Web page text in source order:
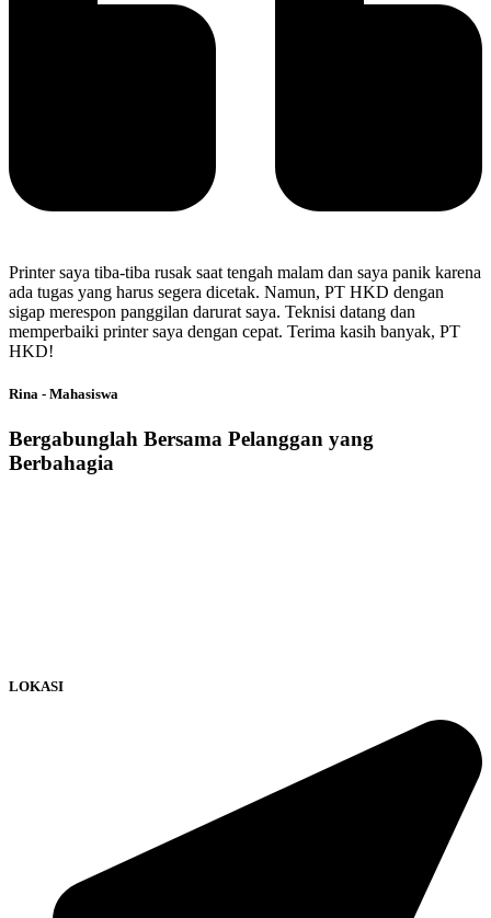
Printer saya tiba-tiba rusak saat tengah malam dan saya panik karena
ada tugas yang harus segera dicetak. Namun, PT HKD dengan
sigap merespon panggilan darurat saya. Teknisi datang dan
memperbaiki printer saya dengan cepat. Terima kasih banyak, PT
HKD!
Rina - Mahasiswa
Bergabunglah Bersama Pelanggan yang
Berbahagia
LOKASI